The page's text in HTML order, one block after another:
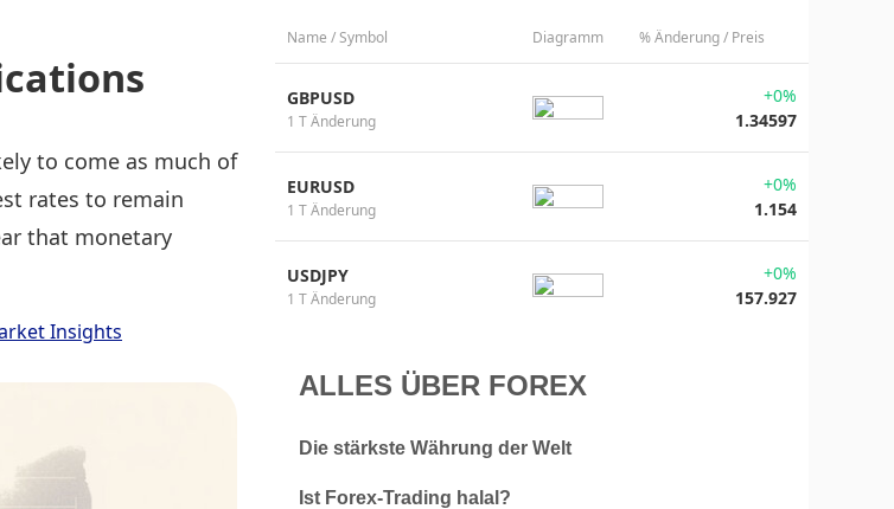
to come as much of
rates to remain
that monetary
Insights
Name / Symbol Diagramm % Änderung / Preis
GBPUSD
1 T Änderung
+0%
1.34597
EURUSD
1 T Änderung
+0%
1.154
USDJPY
1 T Änderung
+0%
157.927
ALLES ÜBER FOREX
Die stärkste Währung der Welt
Ist Forex-Trading halal?